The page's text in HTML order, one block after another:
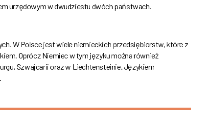
urzędowym w dwudziestu dwóch państwach.
W Polsce jest wiele niemieckich przedsiębiorstw, które z
Oprócz Niemiec w tym języku można również
Szwajcarii oraz w Liechtensteinie. Językiem